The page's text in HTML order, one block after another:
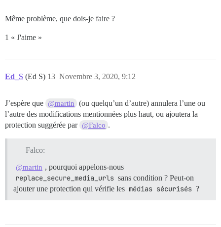
Même problème, que dois-je faire ?
1 « J'aime »
Ed_S (Ed S) Novembre 3, 2020, 9:12
13
J’espère que @martin
(ou quelqu’un d’autre) annulera l’une ou
l’autre des modifications mentionnées plus haut, ou ajoutera la
protection suggérée par @Falco .
Falco:
@martin , pourquoi appelons-nous
replace_secure_media_urls sans condition ? Peut-on
ajouter une protection qui vérifie les médias sécurisés ?